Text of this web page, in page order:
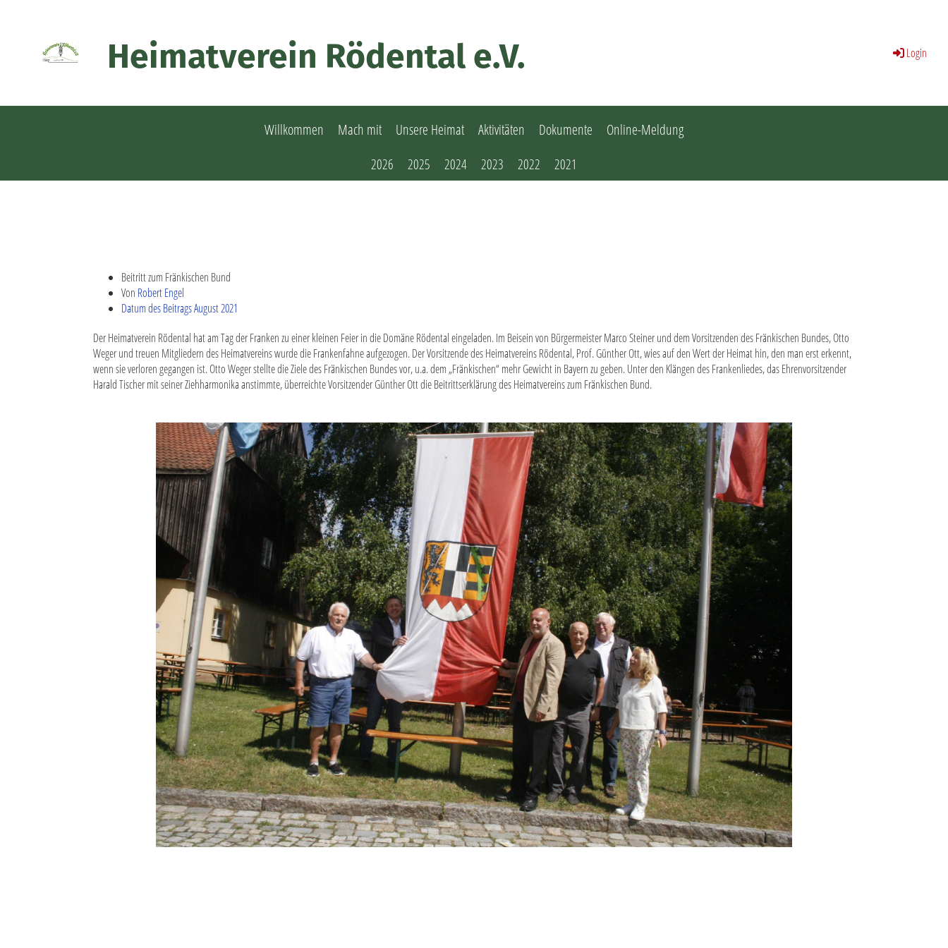
Heimatverein Rödental e.V. Login
Willkommen Mach mit Unsere Heimat Aktivitäten Dokumente Online-Meldung
2026 2025 2024 2023 2022 2021
Beitritt zum Fränkischen Bund
Von Robert Engel
Datum des Beitrags August 2021
Der Heimatverein Rödental hat am Tag der Franken zu einer kleinen Feier in die Domäne Rödental eingeladen. Im Beisein von Bürgermeister Marco Steiner und dem Vorsitzenden des Fränkischen Bundes, Otto
Weger und treuen Mitgliedern des Heimatvereins wurde die Frankenfahne aufgezogen. Der Vorsitzende des Heimatvereins Rödental, Prof. Günther Ott, wies auf den Wert der Heimat hin, den man erst erkennt,
wenn sie verloren gegangen ist. Otto Weger stellte die Ziele des Fränkischen Bundes vor, u.a. dem „Fränkischen“ mehr Gewicht in Bayern zu geben. Unter den Klängen des Frankenliedes, das Ehrenvorsitzender
Harald Tischer mit seiner Ziehharmonika anstimmte, überreichte Vorsitzender Günther Ott die Beitrittserklärung des Heimatvereins zum Fränkischen Bund.